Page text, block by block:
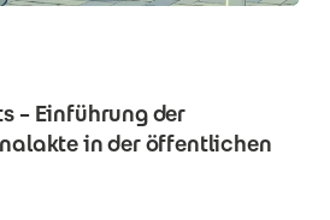
– Einführung der
in der öffentlichen